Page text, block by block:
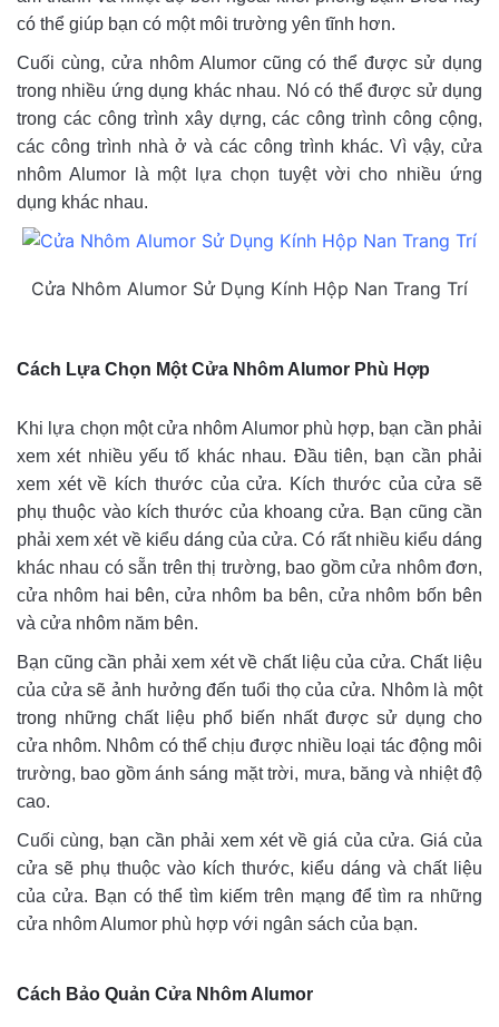
có thể giúp bạn có một môi trường yên tĩnh hơn.
Cuối cùng, cửa nhôm Alumor cũng có thể được sử dụng
trong nhiều ứng dụng khác nhau. Nó có thể được sử dụng
trong các công trình xây dựng, các công trình công cộng,
các công trình nhà ở và các công trình khác. Vì vậy, cửa
nhôm Alumor là một lựa chọn tuyệt vời cho nhiều ứng
dụng khác nhau.
Cửa Nhôm Alumor Sử Dụng Kính Hộp Nan Trang Trí
Cách Lựa Chọn Một Cửa Nhôm Alumor Phù Hợp
Khi lựa chọn một cửa nhôm Alumor phù hợp, bạn cần phải
xem xét nhiều yếu tố khác nhau. Đầu tiên, bạn cần phải
xem xét về kích thước của cửa. Kích thước của cửa sẽ
phụ thuộc vào kích thước của khoang cửa. Bạn cũng cần
phải xem xét về kiểu dáng của cửa. Có rất nhiều kiểu dáng
khác nhau có sẵn trên thị trường, bao gồm cửa nhôm đơn,
cửa nhôm hai bên, cửa nhôm ba bên, cửa nhôm bốn bên
và cửa nhôm năm bên.
Bạn cũng cần phải xem xét về chất liệu của cửa. Chất liệu
của cửa sẽ ảnh hưởng đến tuổi thọ của cửa. Nhôm là một
trong những chất liệu phổ biến nhất được sử dụng cho
cửa nhôm. Nhôm có thể chịu được nhiều loại tác động môi
trường, bao gồm ánh sáng mặt trời, mưa, băng và nhiệt độ
cao.
Cuối cùng, bạn cần phải xem xét về giá của cửa. Giá của
cửa sẽ phụ thuộc vào kích thước, kiểu dáng và chất liệu
của cửa. Bạn có thể tìm kiếm trên mạng để tìm ra những
cửa nhôm Alumor phù hợp với ngân sách của bạn.
Cách Bảo Quản Cửa Nhôm Alumor